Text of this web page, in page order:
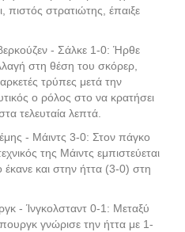
πιστός στρατιώτης, έπαιξε
- Σάλκε 1-0: Ήρθε
στη θέση του σκόρερ,
τρύπες μετά την
ο ρόλος στο να κρατήσει
τελευταία λεπτά.
- Μάιντς 3-0: Στον πάγκο
της Μάιντς εμπιστεύεται
έκανε και στην ήττα (3-0) στη
- Ίνγκολσταντ 0-1: Μεταξύ
γνώρισε την ήττα με 1-